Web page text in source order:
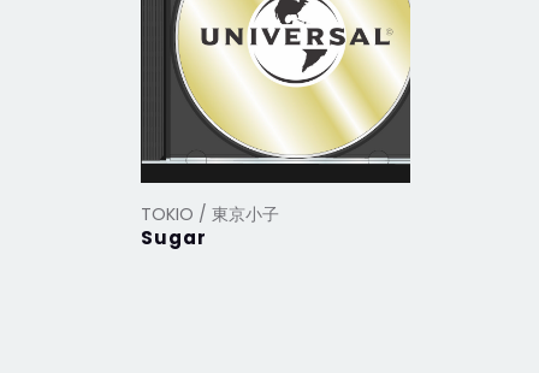
TOKIO / 東京小子
Sugar